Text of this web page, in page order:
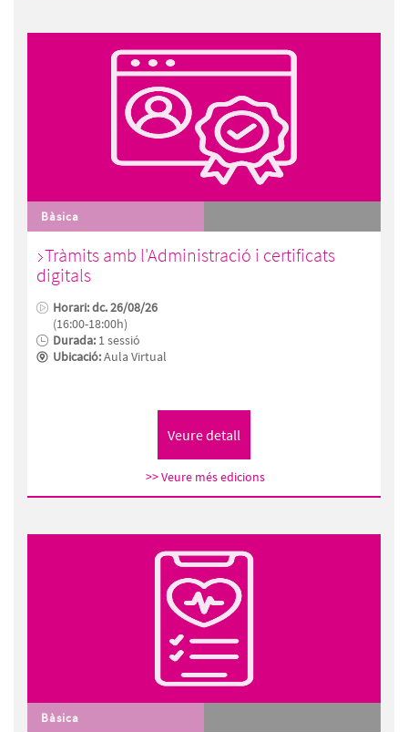
Bàsica
Tràmits amb l'Administració i certificats
digitals
Horari: dc. 26/08/26
(16:00-18:00h)
Durada: 1 sessió
Ubicació:Aula Virtual
>> Veure més edicions
Bàsica